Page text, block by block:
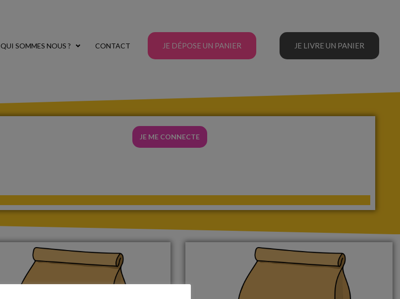
QUI SOMMES NOUS ? CONTACT JE DÉPOSE UN PANIER JE LIVRE UN PANIER
JE ME CONNECTE